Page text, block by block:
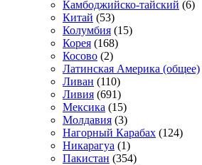
Камбоджийско-тайский (6)
Китай (53)
Колумбия (15)
Корея (168)
Косово (2)
Латинская Америка (общее)
Ливан (110)
Ливия (691)
Мексика (15)
Молдавия (3)
Нагорный Карабах (124)
Никарагуа (1)
Пакистан (354)